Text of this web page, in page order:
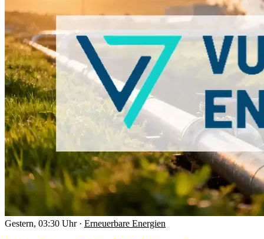
Gestern, 03:30 Uhr · Erneuerbare Energien